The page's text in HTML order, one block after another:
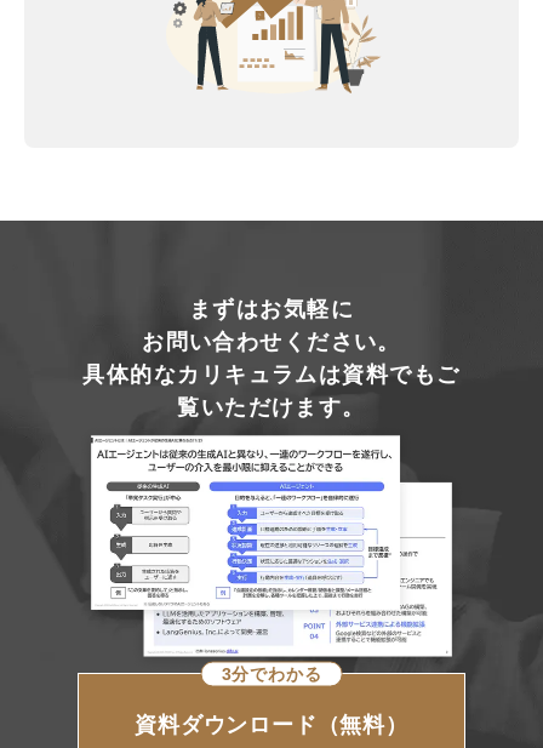
まずはお気軽に
お問い合わせください。
具体的なカリキュラムは資料でもご
覧いただけます。
3分でわかる
資料ダウンロード（無料）